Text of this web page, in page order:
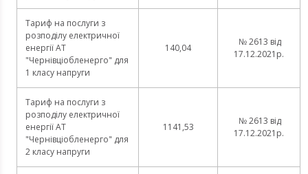
Тариф на послуги з
розподілу електричної
енергії АТ
"Чернівціобленерго" для
1 класу напруги
140,04
№ 2613 від
17.12.2021р.
Тариф на послуги з
розподілу електричної
енергії АТ
"Чернівціобленерго" для
2 класу напруги
1141,53
№ 2613 від
17.12.2021р.